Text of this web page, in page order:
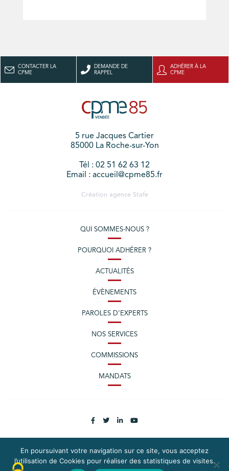
CONTACTER LA
CPME
DEMANDE DE
RAPPEL
ADHÉRER À LA
CPME
5 rue Jacques Cartier
85000 La Roche-sur-Yon
Tél : 02 51 62 63 12
Email : accueil@cpme85.fr
Création agence Stafe
QUI SOMMES-NOUS ?
POURQUOI ADHÉRER ?
ACTUALITÉS
ÉVÈNEMENTS
PAROLES D’EXPERTS
NOS SERVICES
COMMISSIONS
MANDATS
PLAN DU SITE MENTIONS LÉGALES
En poursuivant votre navigation sur ce site, vous acceptez
l’utilisation de Cookies pour réaliser des statistiques de visites.